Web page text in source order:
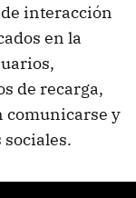
interacción
en la
de recarga,
comunicarse y